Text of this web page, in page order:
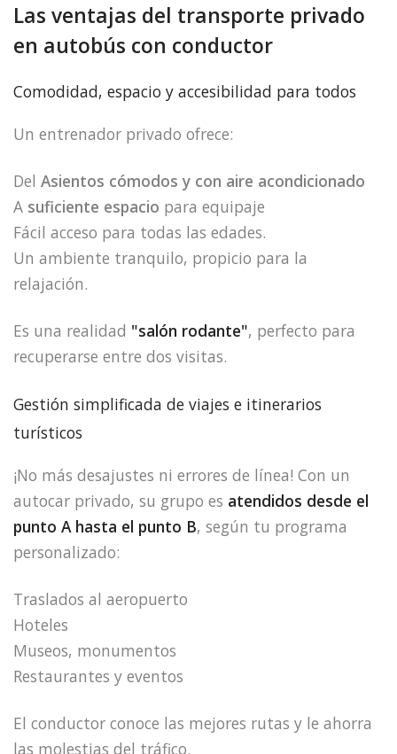
Las ventajas del transporte privado
en autobús con conductor
Comodidad, espacio y accesibilidad para todos
Un entrenador privado ofrece:
Del Asientos cómodos y con aire acondicionado
A suficiente espacio para equipaje
Fácil acceso para todas las edades.
Un ambiente tranquilo, propicio para la
relajación.
Es una realidad "salón rodante", perfecto para
recuperarse entre dos visitas.
Gestión simplificada de viajes e itinerarios
turísticos
¡No más desajustes ni errores de línea! Con un
autocar privado, su grupo es atendidos desde el
punto A hasta el punto B, según tu programa
personalizado:
Traslados al aeropuerto
Hoteles
Museos, monumentos
Restaurantes y eventos
El conductor conoce las mejores rutas y le ahorra
las molestias del tráfico.